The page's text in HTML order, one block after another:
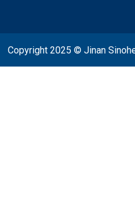
Copyright 2025 © Jinan